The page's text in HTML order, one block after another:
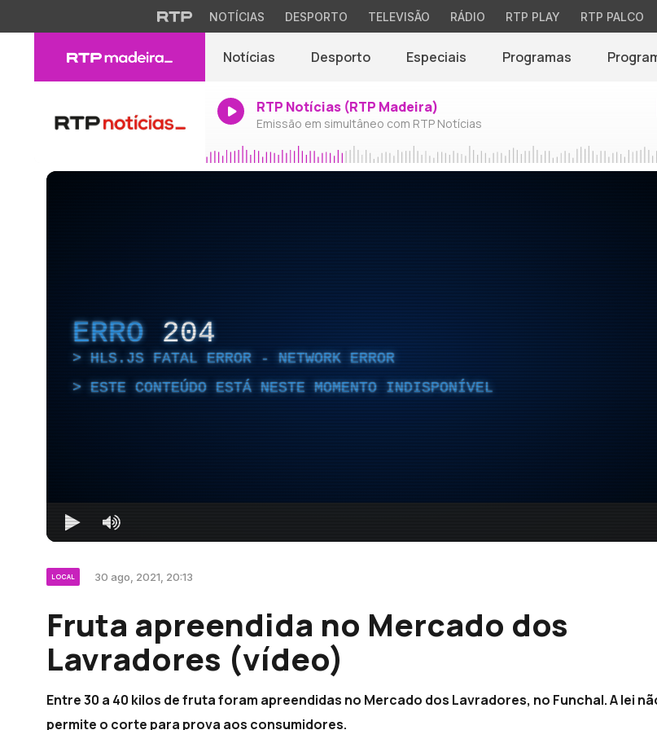
NOTÍCIAS DESPORTO TELEVISÃO RÁDIO RTP PLAY RTP PALCO
Notícias Desporto Especiais Programas
RTP Notícias (RTP Madeira)
Emissão em simultâneo com RTP Notícias
ERRO 204
HLS.JS FATAL ERROR - NETWORK ERROR
ESTE CONTEÚDO ESTÁ NESTE MOMENTO INDISPONÍVEL
LOCAL 30 ago, 2021, 20:13
Fruta apreendida no Mercado dos
Lavradores (vídeo)
Entre 30 a 40 kilos de fruta foram apreendidas no Mercado dos Lavradores, no Funchal. A lei
permite o corte para prova aos consumidores.